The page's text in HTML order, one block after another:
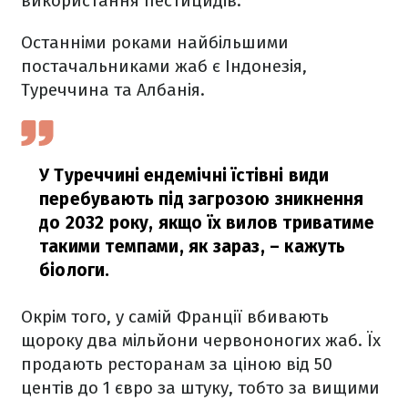
Останніми роками найбільшими
постачальниками жаб є Індонезія,
Туреччина та Албанія.
У Туреччині ендемічні їстівні види
перебувають під загрозою зникнення
до 2032 року, якщо їх вилов триватиме
такими темпами, як зараз, – кажуть
біологи.
Окрім того, у самій Франції вбивають
щороку два мільйони червононогих жаб. Їх
продають ресторанам за ціною від 50
центів до 1 євро за штуку, тобто за вищими